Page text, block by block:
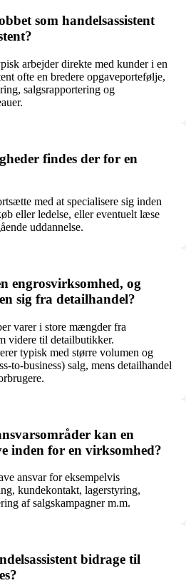
som handelsassistent
arbejder direkte med kunder i en
ofte en bredere opgaveportefølje,
salgsrapportering og
findes der for en
med at specialisere sig inden
eller ledelse, eller eventuelt læse
uddannelse.
engrosvirksomhed, og
sig fra detailhandel?
varer i store mængder fra
videre til detailbutikker.
typisk med større volumen og
to-business) salg, mens detailhandel
kan en
inden for en virksomhed?
ansvar for eksempelvis
kundekontakt, lagerstyring,
af salgskampagner m.m.
bidrage til